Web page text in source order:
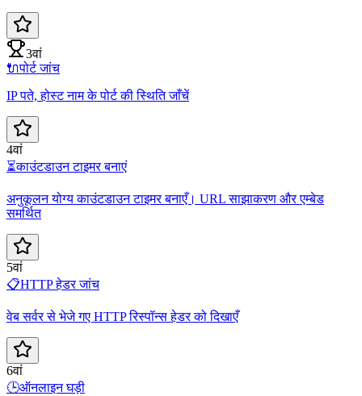
3वां
🔌पोर्ट जांच
IP पते, होस्ट नाम के पोर्ट की स्थिति जाँचें
4वां
⏳काउंटडाउन टाइमर बनाएं
अनुकूलन योग्य काउंटडाउन टाइमर बनाएँ। URL साझाकरण और एम्बेड
समर्थित
5वां
📋HTTP हेडर जांच
वेब सर्वर से भेजे गए HTTP रिस्पॉन्स हेडर को दिखाएँ
6वां
🕒ऑनलाइन घड़ी